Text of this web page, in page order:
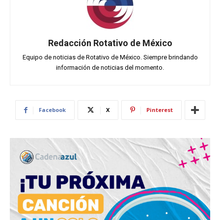
Redacción Rotativo de México
Equipo de noticias de Rotativo de México. Siempre brindando
información de noticias del momento.
Facebook X Pinterest